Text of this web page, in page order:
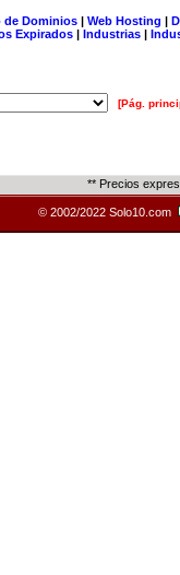
de Dominios| Web Hosting |
Expirados | Industrias |
[Pág.
** Precios
© 2002/2022 Solo10.com